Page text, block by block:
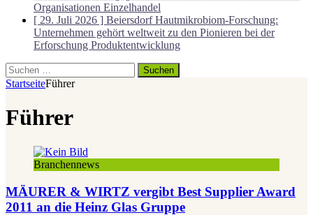
Organisationen Einzelhandel
[ 29. Juli 2026 ] Beiersdorf Hautmikrobiom-Forschung:
Unternehmen gehört weltweit zu den Pionieren bei der
Erforschung Produktentwicklung
Suchen
nach:
StartseiteFührer
Führer
Branchennews
MÄURER & WIRTZ vergibt Best Supplier Award
2011 an die Heinz Glas Gruppe